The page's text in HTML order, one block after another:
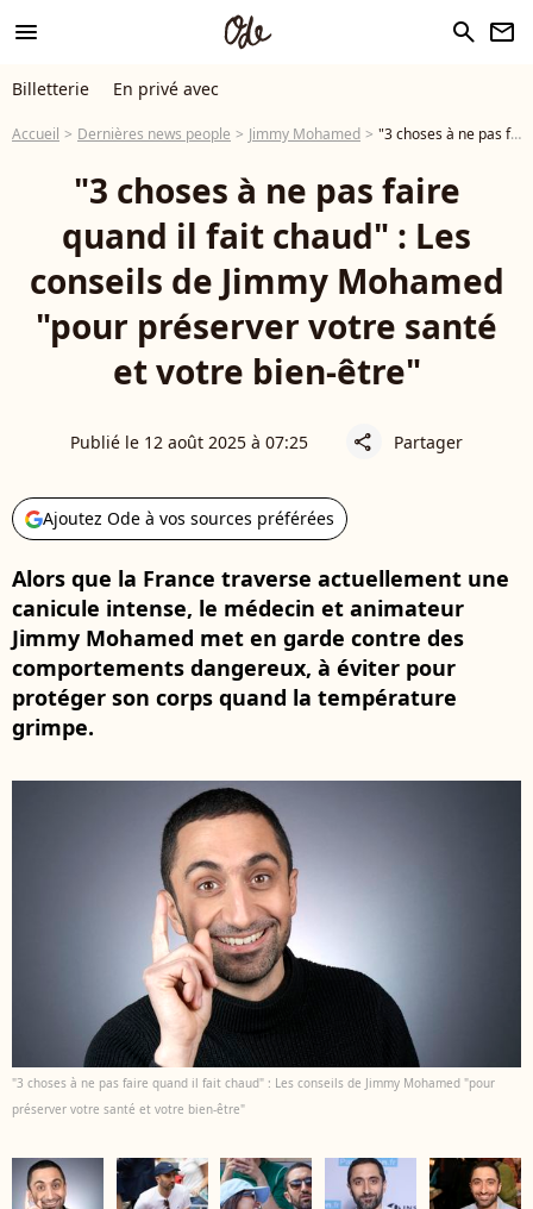
menu search newsletter
Billetterie En privé avec
Accueil Dernières news people Jimmy Mohamed "3 choses à ne pas faire quand il fait chaud" : Les conseils de Jimmy Mohamed "pour préserver votre santé et votre bien-être"
"3 choses à ne pas faire
quand il fait chaud" : Les
conseils de Jimmy Mohamed
"pour préserver votre santé
et votre bien-être"
Publié le 12 août 2025 à 07:25 share Partager
Ajoutez Ode à vos sources préférées
Alors que la France traverse actuellement une
canicule intense, le médecin et animateur
Jimmy Mohamed met en garde contre des
comportements dangereux, à éviter pour
protéger son corps quand la température
grimpe.
"3 choses à ne pas faire quand il fait chaud" : Les conseils de Jimmy Mohamed "pour
préserver votre santé et votre bien-être"